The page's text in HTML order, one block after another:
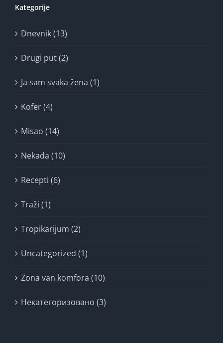
Kategorije
Dnevnik (13)
Drugi put (2)
Ja sam svaka žena (1)
Kofer (4)
Misao (14)
Nekada (10)
Recepti (6)
Traži (1)
Tropikarijum (2)
Uncategorized (1)
Zona van komfora (10)
Некатегоризовано (3)